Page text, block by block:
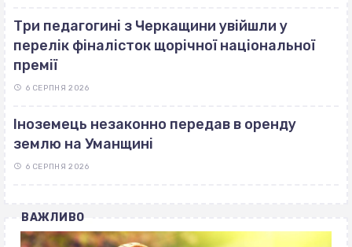
Три педагогині з Черкащини увійшли у
перелік фіналісток щорічної національної
премії
6 СЕРПНЯ 2026
Іноземець незаконно передав в оренду
землю на Уманщині
6 СЕРПНЯ 2026
ВАЖЛИВО